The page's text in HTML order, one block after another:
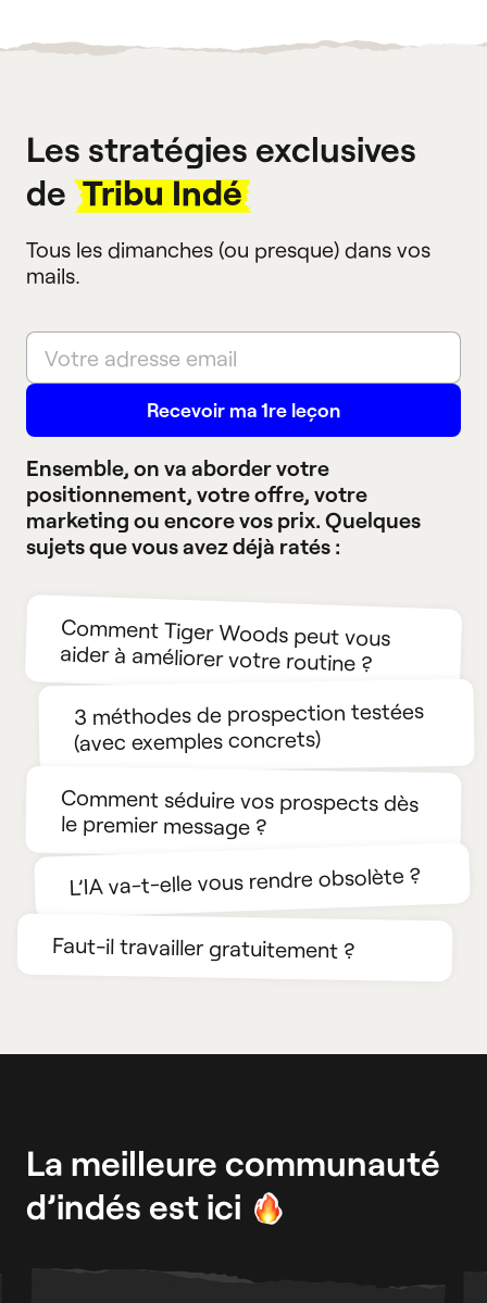
Les stratégies exclusives
de Tribu Indé
Tous les dimanches (ou presque) dans vos
mails.
Ensemble, on va aborder votre
positionnement, votre offre, votre
marketing ou encore vos prix. Quelques
sujets que vous avez déjà ratés :
Comment Tiger Woods peut vous
aider à améliorer votre routine ?
3 méthodes de prospection testées
(avec exemples concrets)
Comment séduire vos prospects dès
le premier message ?
L’IA va-t-elle vous rendre obsolète ?
Faut-il travailler gratuitement ?
La meilleure communauté
d’indés est ici